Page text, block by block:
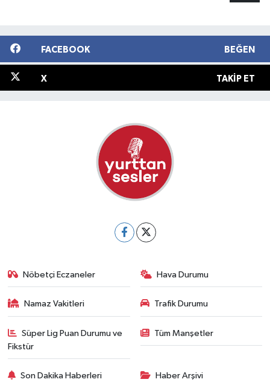
FACEBOOK BEĞEN
X TAKIP ET
Nöbetçi Eczaneler Hava Durumu
Namaz Vakitleri Trafik Durumu
Süper Lig Puan Durumu ve
Fikstür
Tüm Manşetler
Son Dakika Haberleri Haber Arşivi